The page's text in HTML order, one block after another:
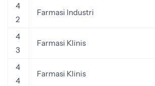
4
2
Farmasi Industri
4
3
Farmasi Klinis
4
4
Farmasi Klinis